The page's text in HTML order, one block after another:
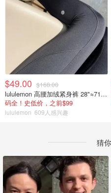
$49.00 $168.00
lululemon 高腰加绒紧身裤 28"≈71cm 5个口袋
码全！史低价，之前$99
lululemon 609人感兴趣
猜